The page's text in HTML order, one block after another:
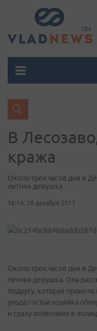
В
кража
Около трех часов дня в
летняя девушка
16:14, 28 декабря 2011
Около трех часов дня в
летняя девушка. Она
подругу, которая
ухода гостьи хозяйка
и сразу позвонила в